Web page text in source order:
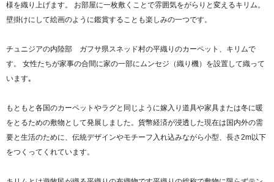
様を織り上げます。 お部屋に一枚敷くことで雰囲気をがらりと変えるキリム。
壁掛けにして絵画のように鑑賞することも楽しみの一つです。
チュニジアの内陸部 ガフサ県スネッド村の平織りのカーペット、キリムで
す。 女性たちが家事の合間に家の一部にムンセジ（織り機）を設置して織って
います｡
もともと各国のカーペットやラグと同じように嫁入り道具や家具または冬に暖
をとるための敷物として発展しました。貨幣経済が浸透した現在は国内外の需
要と生活のために、伝統デザインやモチーフ入れ込みながら小型、長さ2m以下
をつくってくれています。